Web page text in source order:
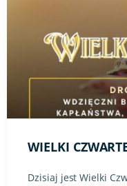
WIELKI
Dzisiaj jest Wielki